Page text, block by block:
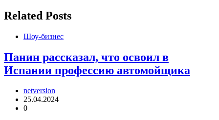
Related Posts
Шоу-бизнес
Панин рассказал, что освоил в
Испании профессию автомойщика
netversion
25.04.2024
0